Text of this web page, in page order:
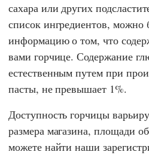
сахара или других
список ингредиентов, можно
информацию о том, что
вами горчице. Содержание
естественным путем при
пасты, не превышает 1%.
Доступность горчицы
размера магазина, площади
можете найти наши